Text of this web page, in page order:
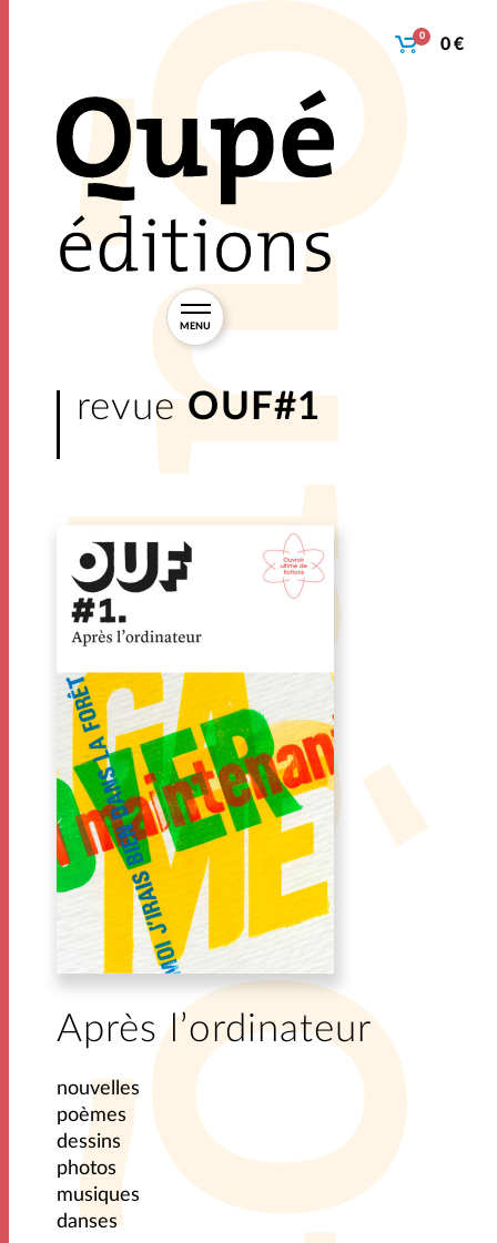
0 0 €
MENU
revueOUF#1
Après l’ordinateur
nouvelles
poèmes
dessins
photos
musiques
danses